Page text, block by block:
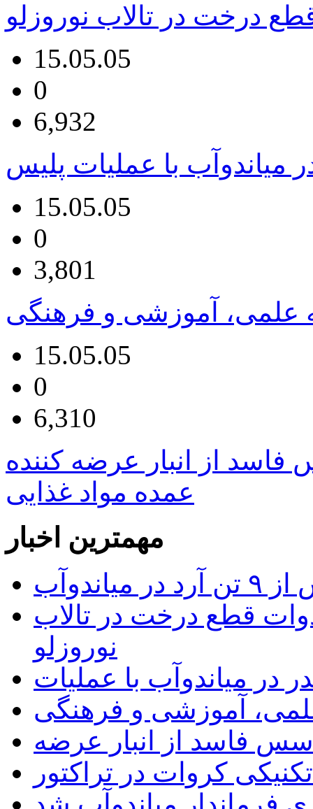
درخت در تالاب نوروزلو
15.05.05
0
6,932
15.05.05
0
3,801
علمی، آموزشی و فرهنگی
15.05.05
0
6,310
سس فاسد از انبار عرضه کننده
عمده مواد غذایی
مهمترین اخبار
قطع درخت در تالاب
نوروزلو
علمی، آموزشی و فرهنگی
کروات در تراکتور